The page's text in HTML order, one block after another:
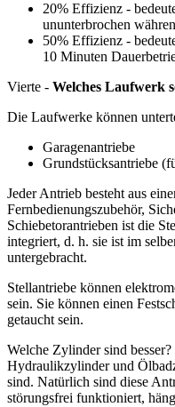
20% Effizienz -
ununterbrochen
50% Effizienz -
10 Minuten
Vierte - Welches Laufwerk
Die Laufwerke können
Garagenantriebe
Grundstücksantriebe
Jeder Antrieb besteht aus
Fernbedienungszubehör,
Schiebetorantrieben ist die
integriert, d. h. sie ist im
untergebracht.
Stellantriebe können
sein. Sie können einen
getaucht sein.
Welche Zylinder sind
Hydraulikzylinder und
sind. Natürlich sind diese
störungsfrei funktioniert,